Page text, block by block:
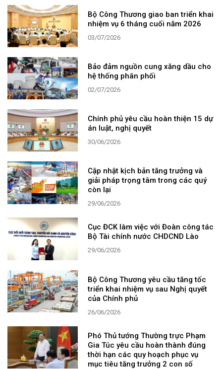
Bộ Công Thương giao ban triển khai
nhiệm vụ 6 tháng cuối năm 2026
03/07/2026
Bảo đảm nguồn cung xăng dầu cho
hệ thống phân phối
02/07/2026
Chính phủ yêu cầu hoàn thiện 15 dự
án luật, nghị quyết
30/06/2026
Cập nhật kịch bản tăng trưởng và
giải pháp trọng tâm trong các quý
còn lại
29/06/2026
Cục ĐCK làm việc với Đoàn công tác
Bộ Tài chính nước CHDCND Lào
29/06/2026
Bộ Công Thương yêu cầu tăng tốc
triển khai nhiệm vụ sau Nghị quyết
của Chính phủ
26/06/2026
Phó Thủ tướng Thường trực Phạm
Gia Túc yêu cầu hoàn thành đúng
thời hạn các quy hoạch phục vụ
mục tiêu tăng trưởng 2 con số